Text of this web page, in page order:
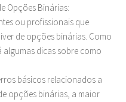
Opções Binárias:
ou profissionais que
de opções binárias. Como
dicas sobre como
básicos relacionados a
opções binárias, a maior